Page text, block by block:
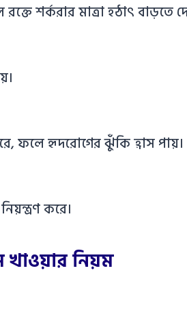
শর্করার মাত্রা হঠাৎ বাড়তে
ফলে হৃদরোগের ঝুঁকি হ্রাস পায়।
করে।
নিয়ম